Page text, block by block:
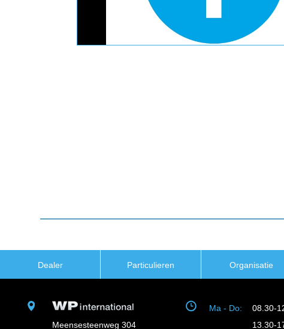
Dealer Particulieren Organisatie
Meensesteenweg 304
Ma - Do:
08.30-
13.30-